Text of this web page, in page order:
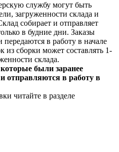
службу могут быть
загруженности склада и
собирает и отправляет
в будние дни. Заказы
в работу в начале
сборки может составлять 1-
склада.
были заранее
отправляются в работу в
читайте в разделе